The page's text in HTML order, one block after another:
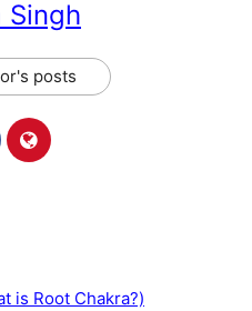
Singh
posts
is Root Chakra?)